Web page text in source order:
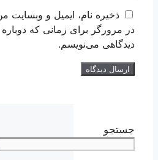
ذخیره نام، ایمیل و وبسایت من
در مرورگر برای زمانی که دوباره
دیدگاهی می‌نویسم.
جستجو